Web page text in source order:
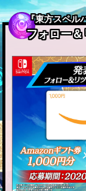
『東方スペル
フォロー